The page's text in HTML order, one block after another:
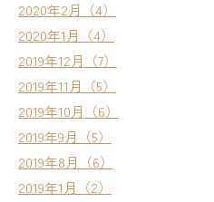
2020年2月（4）
2020年1月（4）
2019年12月（7）
2019年11月（5）
2019年10月（6）
2019年9月（5）
2019年8月（6）
2019年1月（2）